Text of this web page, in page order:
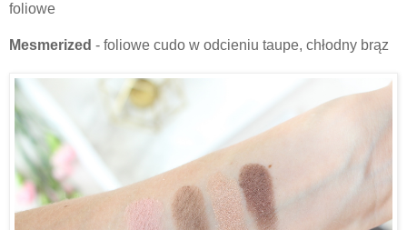
foliowe
Mesmerized - foliowe cudo w odcieniu taupe, chłodny brąz